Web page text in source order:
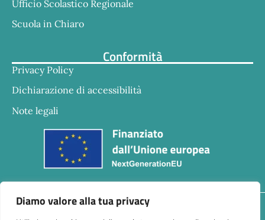
Diamo valore alla tua privacy
Ufficio Scolastico Regionale
Scuola in Chiaro
Conformità
Privacy Policy
Dichiarazione di accessibilità
Note legali
Responsabile della trasmissione e pubblicazione di